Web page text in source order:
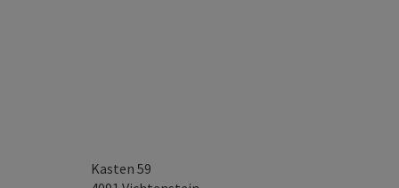
Kasten 59